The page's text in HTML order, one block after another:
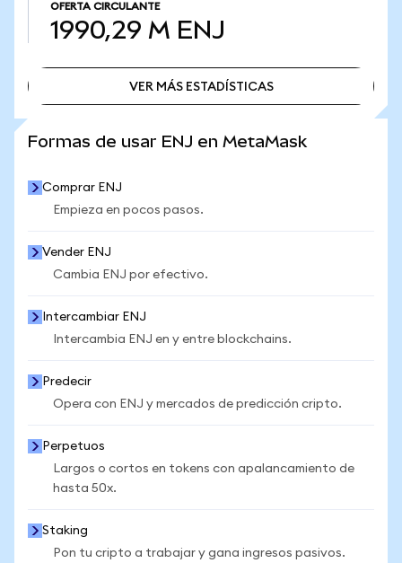
OFERTA CIRCULANTE
1990,29 M ENJ
VER MÁS ESTADÍSTICAS
Formas de usar ENJ en MetaMask
Comprar ENJ
Empieza en pocos pasos.
Vender ENJ
Cambia ENJ por efectivo.
Intercambiar ENJ
Intercambia ENJ en y entre blockchains.
Predecir
Opera con ENJ y mercados de predicción cripto.
Perpetuos
Largos o cortos en tokens con apalancamiento de
hasta 50x.
Staking
Pon tu cripto a trabajar y gana ingresos pasivos.